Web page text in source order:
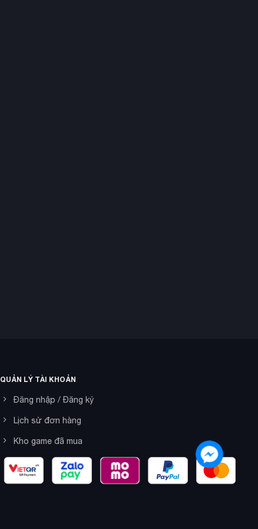
QUẢN LÝ TÀI KHOẢN
Đăng nhập / Đăng ký
Lịch sử đơn hàng
Kho game đã mua